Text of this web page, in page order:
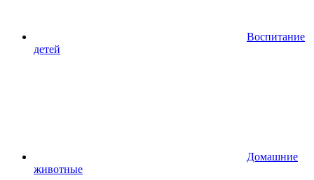
Воспитание
детей
Домашние
животные